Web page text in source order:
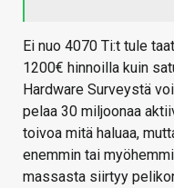
Ei nuo 4070 Ti:t tule
1200€ hinnoilla kuin
Hardware Surveystä
pelaa 30 miljoonaa
toivoa mitä haluaa,
enemmin tai
massasta siirtyy